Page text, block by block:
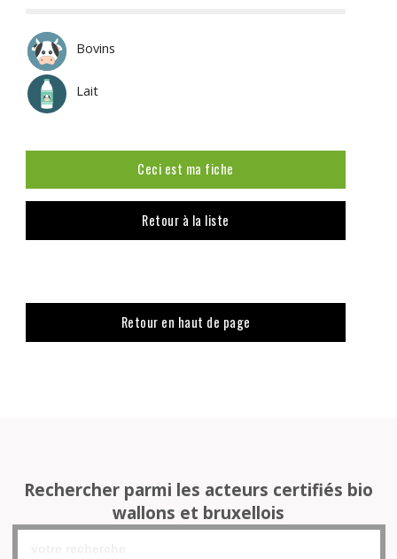
Bovins
Lait
Ceci est ma fiche
Retour à la liste
Retour en haut de page
Rechercher parmi les acteurs certifiés bio
wallons et bruxellois